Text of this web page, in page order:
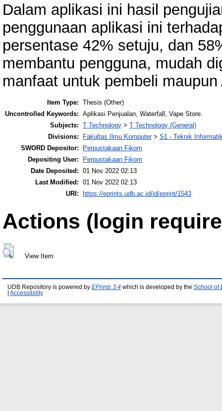
Dalam aplikasi ini hasil
penggunaan aplikasi ini
persentase 42% setuju, dan
membantu pengguna, mudah
manfaat untuk pembeli
Item Type: Thesis (Other)
Uncontrolled Keywords: Aplikasi Penjualan, Waterfall, Vape Store.
Subjects: T Technology > T Technology (General)
Divisions:
Fakultas Ilmu Komputer> S1 - Teknik
SWORD Depositor:
Perpustakaan Fikom
Depositing User:
Perpustakaan Fikom
Date Deposited: 01 Nov 2022 02:13
Last Modified: 01 Nov 2022 02:13
URI:
https://eprints.udb.ac.id/id/eprint/1543
Actions (login
View Item
UDB Repository is powered by EPrints 3.4 which is developed by the School of
Accessibility